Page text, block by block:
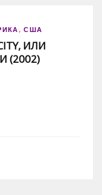
,США
ИЛИ
(2002)